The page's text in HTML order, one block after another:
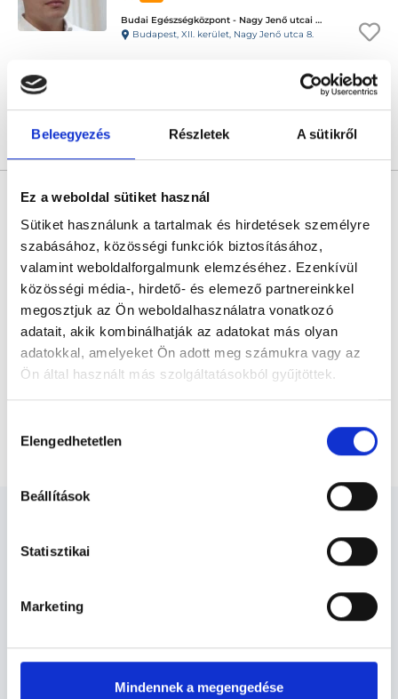
Beleegyezés Részletek A sütikről
Ez a weboldal sütiket használ
Sütiket használunk a tartalmak és hirdetések személyre
szabásához, közösségi funkciók biztosításához,
valamint weboldalforgalmunk elemzéséhez. Ezenkívül
közösségi média-, hirdető- és elemező partnereinkkel
megosztjuk az Ön weboldalhasználatra vonatkozó
adatait, akik kombinálhatják az adatokat más olyan
adatokkal, amelyeket Ön adott meg számukra vagy az
Ön által használt más szolgáltatásokból gyűjtöttek.
szabályzat:https://foglaljorvost.hu/info/foglaljorvost-
kiválasztása
Elengedhetetlen
Beállítások
Statisztikai
Marketing
Mindennek a megengedése
Budai Egészségközpont - Nagy Jenő utcai magánrendelők
Budapest, XII. kerület, Nagy Jenő utca 8.
Árlista Összes időpont Profil
orvos, aki jogszabályok szerinti szakorvosi szakképesítés
önállóan nem végezhető szakmai tevékenységért teljes
felelősséggel tartozik és azt közvetlenül felügyeli az egészségügyi
szolgáltató szakorvosa az első részvizsgáig, utána pedig a
szakorvosjelölt önállóan láthat el feladatokat. A foglaljorvost.hu
felelősségét kizárja esetleges névazonosságért bármely szakorvos
és szakorvosjelölt esetén.
Főoldal Gyermekurológus
Budapest, XII. kerület
Gyermekurológus Budapest, XII. kerület
Gyermekurológus Budapest, XII.
kerület - Gyermekurológia
Gyermekurológia TERÜLETHEZ